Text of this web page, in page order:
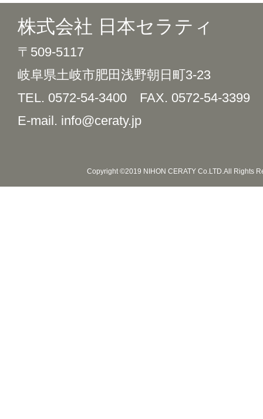
株式会社 日本セラティ
〒509-5117
岐阜県土岐市肥田浅野朝日町3-23
TEL. 0572-54-3400 FAX. 0572-54-3399
E-mail. info@ceraty.jp
Copyright ©2019 NIHON CERATY Co.LTD.All Rights